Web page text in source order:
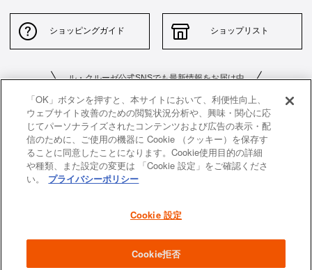
ショッピングガイド ショップリスト
ル・クルーゼ公式SNSでも最新情報をお届け中
お問い合わせ サイトポリシー
「OK」ボタンを押すと、本サイトにおいて、利便性向上、
ウェブサイト改善のための閲覧状況分析や、興味・関心に応
じてパーソナライズされたコンテンツおよび広告の表示・配
信のために、ご使用の機器に Cookie （クッキー）を保存す
ることに同意したことになります。Cookie使用目的の詳細
や種類、また設定の変更は 「Cookie 設定」をご確認くださ
い。
プライバシーポリシー
Cookie 設定
Cookie拒否